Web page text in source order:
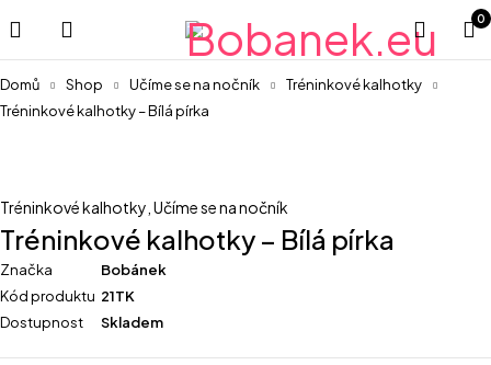
0
Domů Shop Učíme se na nočník
Tréninkové kalhotky
Tréninkové kalhotky – Bílá pírka
Tréninkové kalhotky Učíme se na nočník
Tréninkové kalhotky – Bílá pírka
Značka
Bobánek
Kód produktu 21TK
Dostupnost
Skladem